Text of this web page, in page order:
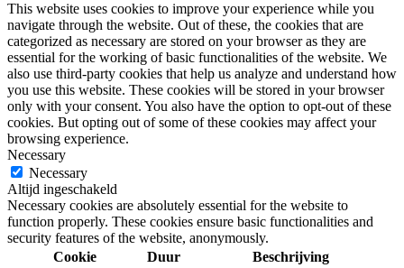
This website uses cookies to improve your experience while you
navigate through the website. Out of these, the cookies that are
categorized as necessary are stored on your browser as they are
essential for the working of basic functionalities of the website. We
also use third-party cookies that help us analyze and understand how
you use this website. These cookies will be stored in your browser
only with your consent. You also have the option to opt-out of these
cookies. But opting out of some of these cookies may affect your
browsing experience.
Necessary
Necessary
Altijd ingeschakeld
Necessary cookies are absolutely essential for the website to
function properly. These cookies ensure basic functionalities and
security features of the website, anonymously.
Cookie
Duur Beschrijving